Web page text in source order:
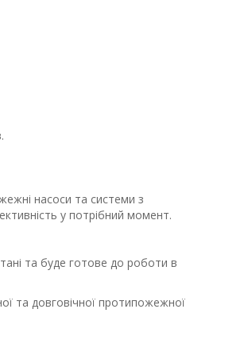
насоси та системи з
у потрібний момент.
та буде готове до роботи в
та довговічної протипожежної